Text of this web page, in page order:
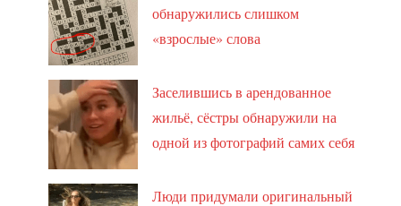
обнаружились слишком
«взрослые» слова
Заселившись в арендованное
жильё, сёстры обнаружили на
одной из фотографий самих себя
Люди придумали оригинальный